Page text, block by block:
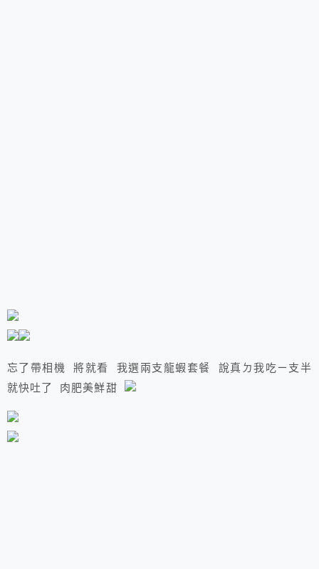
忘了帶相機 將就看 我選兩支龍蝦套餐 說真ㄉ我吃ㄧ支半
就快吐了 肉肥美鮮甜